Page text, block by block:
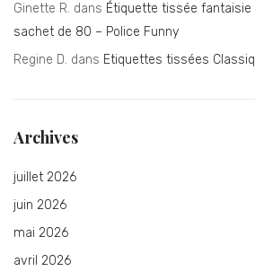
Ginette R. dans Étiquette tissée
sachet de 80 – Police Funny
Regine D. dans Etiquettes tissées
Archives
juillet 2026
juin 2026
mai 2026
avril 2026